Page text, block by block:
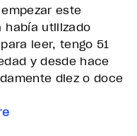
este
había utilizado
leer, tengo 51
y desde hace
diez o doce